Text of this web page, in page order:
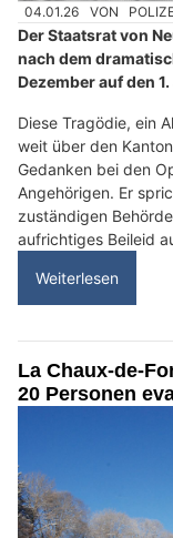
04.01.26 VON
Der Staatsrat von
nach dem
Dezember auf den
Diese Tragödie, ein
weit über den
Gedanken bei den
Angehörigen. Er
zuständigen
aufrichtiges Beileid
Weiterlesen
La
20 Personen